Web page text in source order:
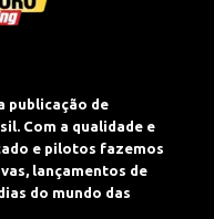
publicação de
Com a qualidade e
e pilotos fazemos
lançamentos de
do mundo das